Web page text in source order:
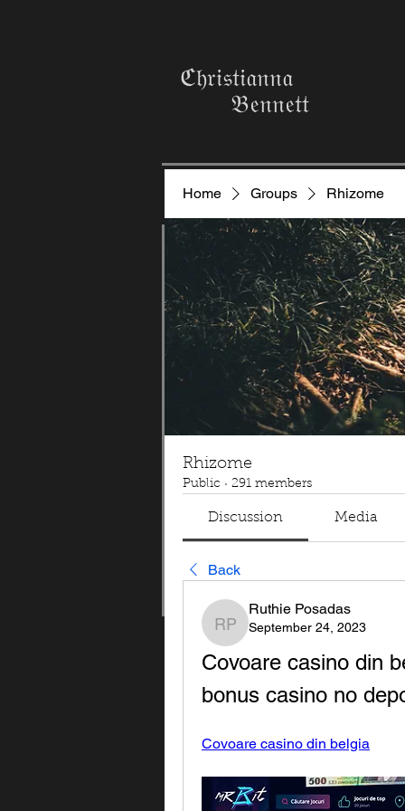
ℭ𝔥𝔯𝔦𝔰𝔱𝔦𝔞𝔫𝔫𝔞
𝔅𝔢𝔫𝔫𝔢𝔱𝔱
Home Groups Rhizome
Rhizome
Public · 291 members
Discussion Media
Back
Ruthie Posadas
Ruthie Posadas
September 24, 2023
Covoare casino din
bonus casino no
Covoare casino din belgia